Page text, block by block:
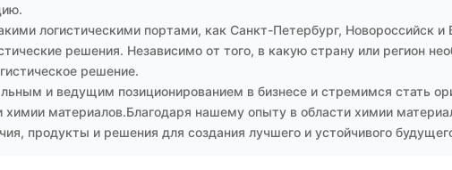
и подобных им компаниях с серьёзным портфелем проектов в
логистическими портами, как Санкт-Петербург, Новороссийск
решения. Независимо от того, в какую страну или регион
решение.
и ведущим позиционированием в бизнесе и стремимся стать
материалов.Благодаря нашему опыту в области химии
продукты и решения для создания лучшего и устойчивого